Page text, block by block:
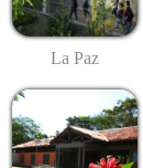
La Paz